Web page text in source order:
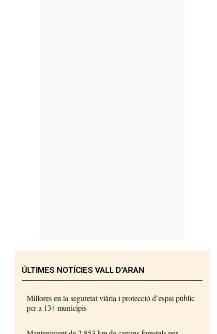
ÚLTIMES NOTÍCIES VALL D'ARAN
Millores en la seguretat viària i protecció d’espai públic
per a 134 municipis